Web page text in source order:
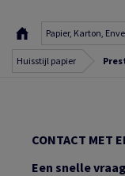
Papier, Karton,
Huisstijl papier
CONTACT MET
Een snelle vraag